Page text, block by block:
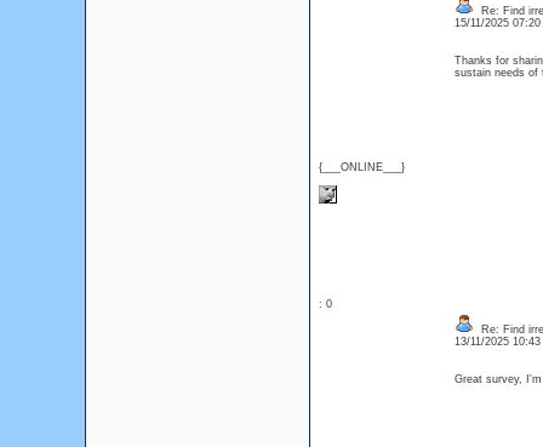
{___ONLINE___}
Re: Find
15/11/2025
Thanks for
sustain needs
: 0
Re: Find
13/11/2025
Great survey,